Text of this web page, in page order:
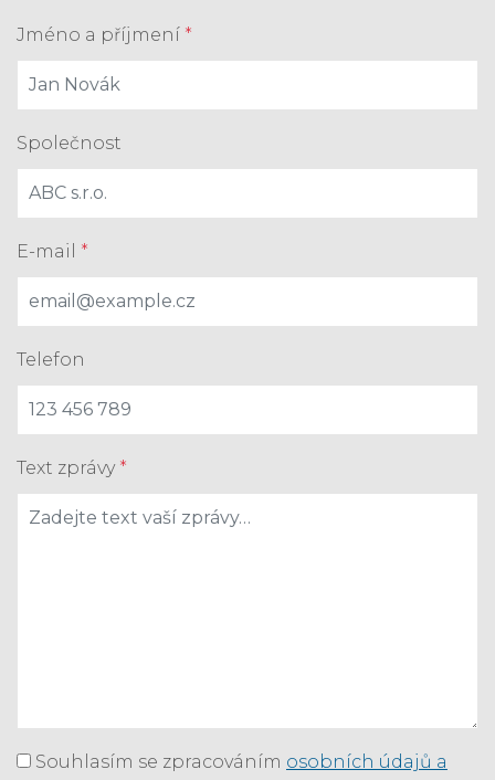
Jméno a příjmení *
Společnost
E-mail *
Telefon
Text zprávy *
Souhlasím se zpracováním osobních údajů a